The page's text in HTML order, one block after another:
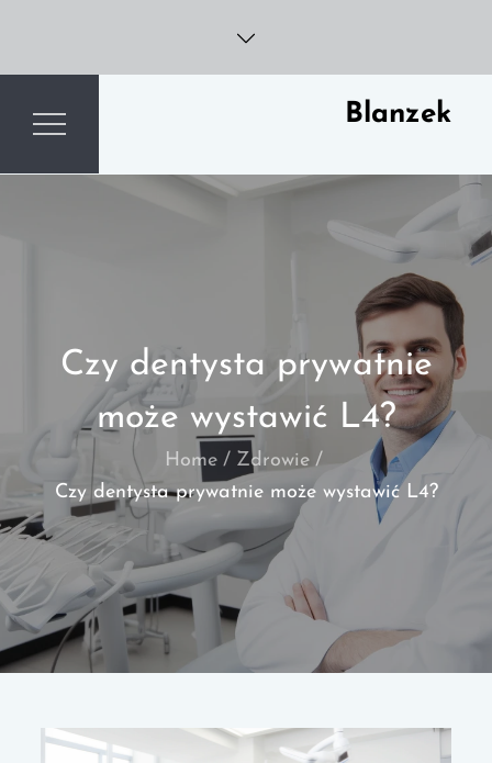
content
Blanzek
Czy dentysta prywatnie
może wystawić L4?
Home
Zdrowie
Czy dentysta prywatnie może wystawić L4?